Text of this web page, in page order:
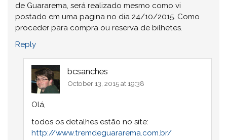
de Guararema, será realizado mesmo como vi
postado em uma pagina no dia 24/10/2015. Como
proceder para compra ou reserva de bilhetes.
Reply
bcsanches
October 13, 2015 at 19:38
Olá,
todos os detalhes estão no site:
http://www.tremdeguararema.com.br/